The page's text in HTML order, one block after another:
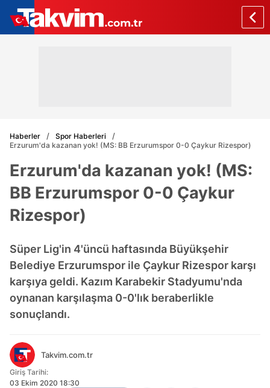
Haberler
Spor Haberleri
Erzurum'da kazanan yok! (MS: BB Erzurumspor 0-0 Çaykur Rizespor)
Erzurum'da kazanan yok! (MS:
BB Erzurumspor 0-0 Çaykur
Rizespor)
Süper Lig'in 4'üncü haftasında Büyükşehir
Belediye Erzurumspor ile Çaykur Rizespor karşı
karşıya geldi. Kazım Karabekir Stadyumu'nda
oynanan karşılaşma 0-0'lık beraberlikle
sonuçlandı.
Takvim.com.tr
Giriş Tarihi:
03 Ekim 2020 18:30